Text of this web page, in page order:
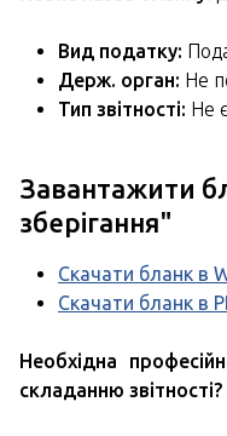
Вид податку:
Держ. орган: Не
Тип звітності: Не
Завантажити
зберігання"
Скачати бланк в
Скачати бланк в
Необхідна
складанню звітності?